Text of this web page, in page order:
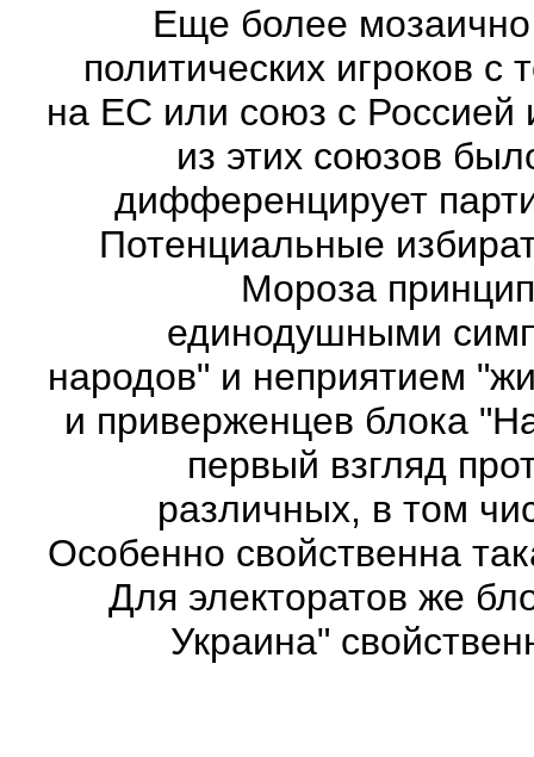
Еще более мозаично
политических игроков с
на ЕС или союз с Россией
из этих союзов
дифференцирует
Потенциальные
Мороза
единодушными
народов" и неприятием
и приверженцев блока
первый взгляд
различных, в том
Особенно свойственна
Для электоратов же
Украина"